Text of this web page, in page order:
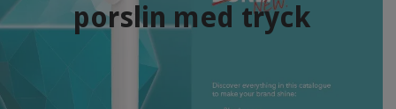
porslin med tryck